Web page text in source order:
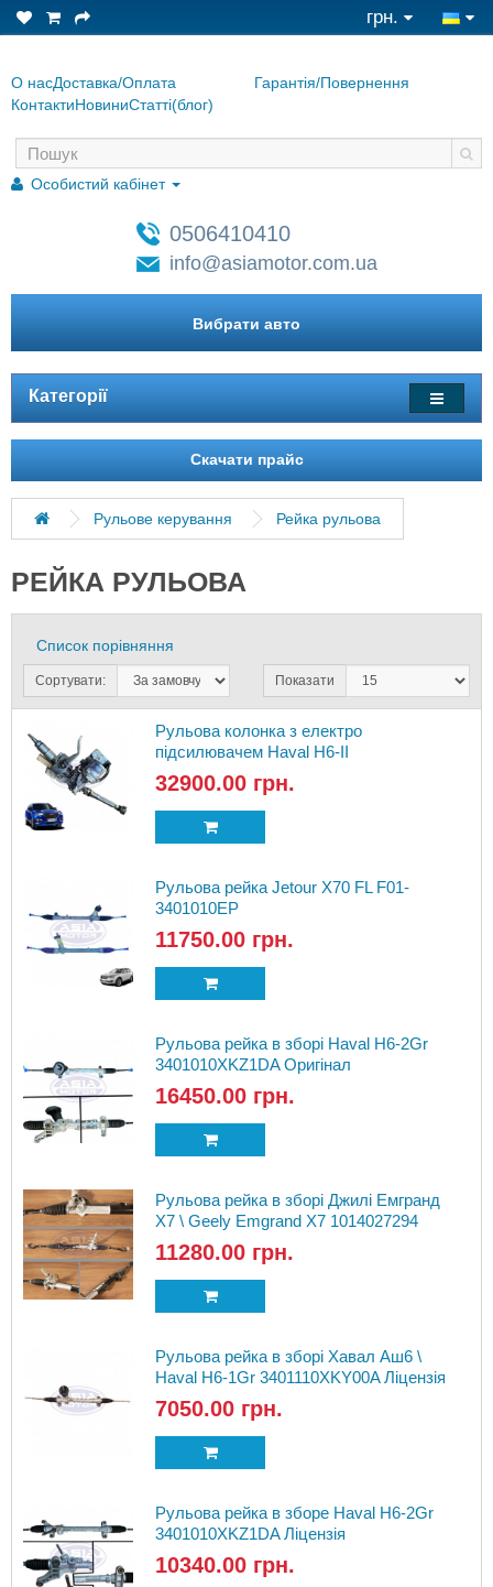
грн.
О насДоставка/Оплата
КонтактиНовиниСтаттi(блог)
Гарантiя/Повернення
Особистий кабінет
0506410410
info@asiamotor.com.ua
Вибрати авто
Категорії
Скачати прайс
Рульове керування Рейка рульова
РЕЙКА РУЛЬОВА
Список порівняння
Сортувати: Показати
Рульова колонка з електро
підсилювачем Haval H6-II
3404010XKZ1DA
32900.00 грн.
Рульова рейка Jetour X70 FL F01-
3401010EP
11750.00 грн.
Рульова рейка в зборі Haval H6-2Gr
3401010XKZ1DA Оригінал
16450.00 грн.
Рульова рейка в зборі Джилі Емгранд
Х7 \ Geely Emgrand X7 1014027294
оригінал
11280.00 грн.
Рульова рейка в зборі Хавал Аш6 \
Haval H6-1Gr 3401110XKY00A Ліцензія
7050.00 грн.
Рульова рейка в зборе Haval H6-2Gr
3401010XKZ1DA Ліцензія
10340.00 грн.